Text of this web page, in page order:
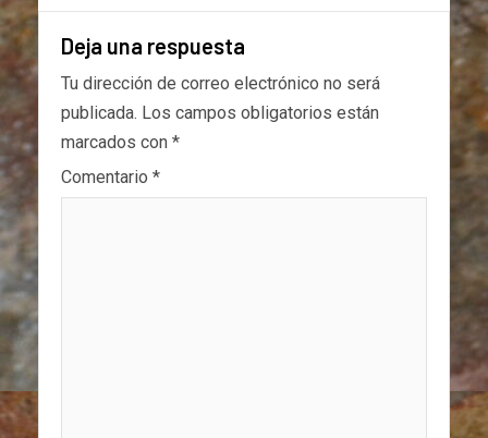
Deja una respuesta
Tu dirección de correo electrónico no será
publicada. Los campos obligatorios están
marcados con *
Comentario *